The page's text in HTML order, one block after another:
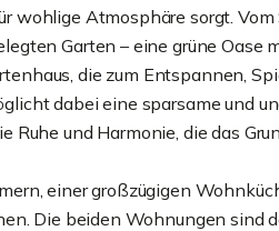
wohlige Atmosphäre sorgt.
Garten – eine grüne Oase
die zum Entspannen,
dabei eine sparsame und
Ruhe und Harmonie, die das
einer großzügigen
Die beiden Wohnungen sind